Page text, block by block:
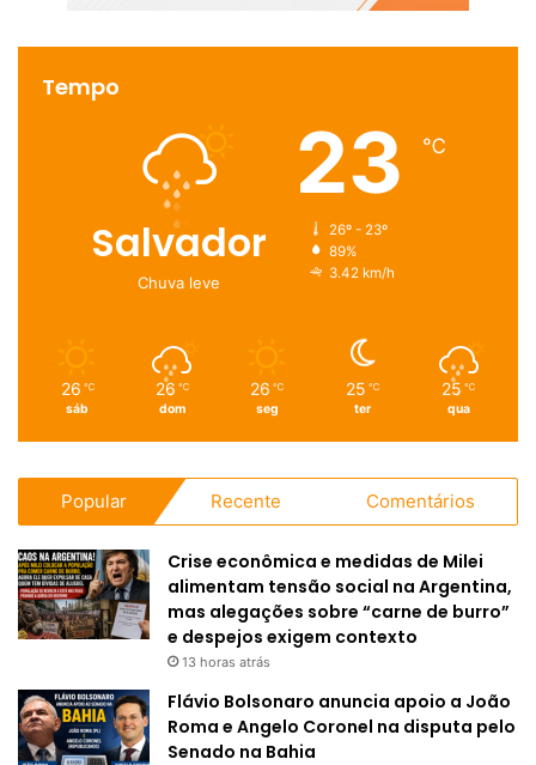
Tempo
Salvador
Chuva leve
23 ℃
26º - 23º
89%
3.42 km/h
26 ℃
sáb
26 ℃
dom
26 ℃
seg
25 ℃
ter
25 ℃
qua
Popular Recente Comentários
Crise econômica e medidas de Milei
alimentam tensão social na Argentina,
mas alegações sobre “carne de burro”
e despejos exigem contexto
13 horas atrás
Flávio Bolsonaro anuncia apoio a João
Roma e Angelo Coronel na disputa pelo
Senado na Bahia